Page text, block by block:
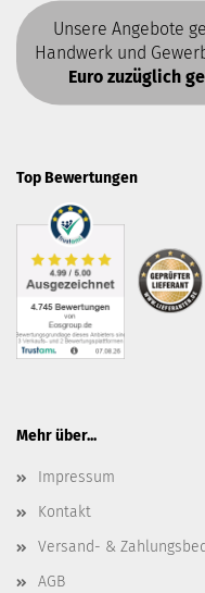
Unsere Angebote
Handwerk und
Euro zuzüglich
Top Bewertungen
Mehr über...
Impressum
Kontakt
Versand- &
AGB